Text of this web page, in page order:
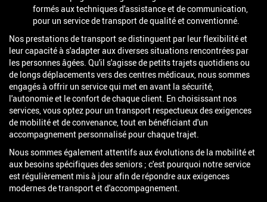
formés aux techniques d'assistance et de communication,
pour un service de transport de qualité et conventionné.
Nos prestations de transport se distinguent par leur flexibilité et
leur capacité à s'adapter aux diverses situations rencontrées par
les personnes âgées. Qu'il s'agisse de petits trajets quotidiens ou
de longs déplacements vers des centres médicaux, nous sommes
engagés à offrir un service qui met en avant la sécurité,
l'autonomie et le confort de chaque client. En choisissant nos
services, vous optez pour un transport respectueux des exigences
de mobilité et de convenance, tout en bénéficiant d'un
accompagnement personnalisé pour chaque trajet.
Nous sommes également attentifs aux évolutions de la mobilité et
aux besoins spécifiques des seniors ; c'est pourquoi notre service
est régulièrement mis à jour afin de répondre aux exigences
modernes de transport et d'accompagnement.